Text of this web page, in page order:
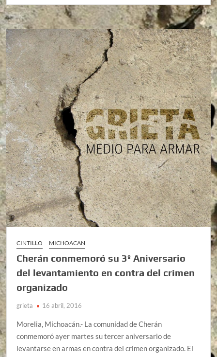
CINTILLO MICHOACAN
Cherán conmemoró su 3º Aniversario
del levantamiento en contra del crimen
organizado
grieta 16 abril, 2016
Morelia, Michoacán.- La comunidad de Cherán
conmemoró ayer martes su tercer aniversario de
levantarse en armas en contra del crimen organizado. El